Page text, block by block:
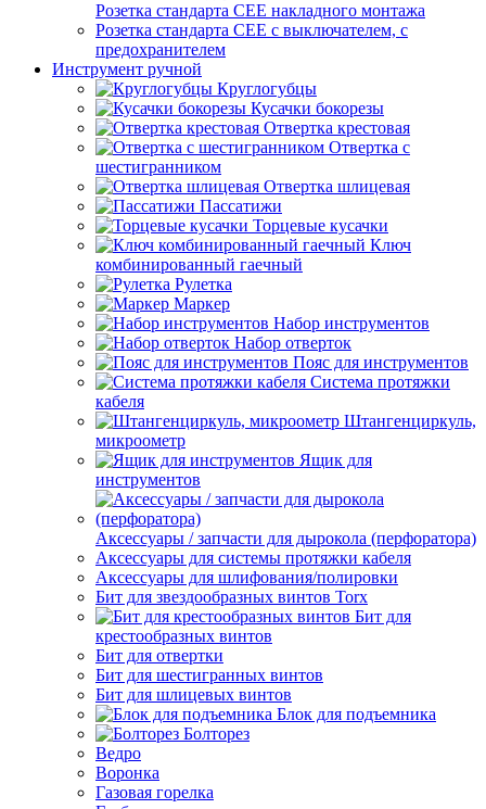
Розетка стандарта СЕЕ накладного монтажа
Розетка стандарта СЕЕ с выключателем, с
предохранителем
Инструмент ручной
Круглогубцы
Кусачки бокорезы
Отвертка крестовая
Отвертка с
шестигранником
Отвертка шлицевая
Пассатижи
Торцевые кусачки
Ключ
комбинированный гаечный
Рулетка
Маркер
Набор инструментов
Набор отверток
Пояс для инструментов
Система протяжки
кабеля
Штангенциркуль,
микроометр
Ящик для
инструментов
Аксессуары / запчасти для дырокола (перфоратора)
Аксессуары для системы протяжки кабеля
Аксессуары для шлифования/полировки
Бит для звездообразных винтов Torx
Бит для
крестообразных винтов
Бит для отвертки
Бит для шестигранных винтов
Бит для шлицевых винтов
Блок для подъемника
Болторез
Ведро
Воронка
Газовая горелка